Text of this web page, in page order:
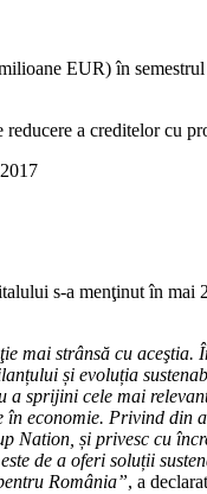
EUR) în
a creditelor cu
s-a menţinut în
mai strânsă cu
și evoluția
sprijini cele mai
economie. Privind din
Nation, și privesc cu
de a oferi soluții
România”, a